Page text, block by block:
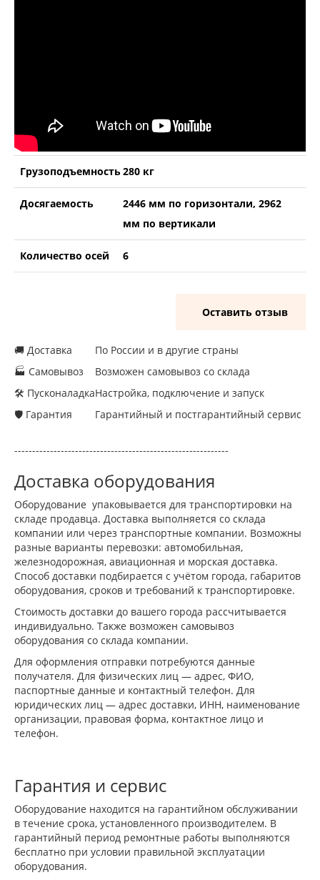
Грузоподъемность 280 кг
Досягаемость
2446 мм по горизонтали, 2962
мм по вертикали
Количество осей 6
Оставить отзыв
🚚 Доставка
🏭 Самовывоз
🛠 Пусконаладка
🛡 Гарантия
По России и в другие страны
Возможен самовывоз со склада
Настройка, подключение и запуск
Гарантийный и постгарантийный сервис
------------------------------------------------------------
Доставка оборудования
Оборудование упаковывается для транспортировки на
складе продавца. Доставка выполняется со склада
компании или через транспортные компании. Возможны
разные варианты перевозки: автомобильная,
железнодорожная, авиационная и морская доставка.
Способ доставки подбирается с учётом города, габаритов
оборудования, сроков и требований к транспортировке.
Стоимость доставки до вашего города рассчитывается
индивидуально. Также возможен самовывоз
оборудования со склада компании.
Для оформления отправки потребуются данные
получателя. Для физических лиц — адрес, ФИО,
паспортные данные и контактный телефон. Для
юридических лиц — адрес доставки, ИНН, наименование
организации, правовая форма, контактное лицо и
телефон.
Гарантия и сервис
Оборудование находится на гарантийном обслуживании
в течение срока, установленного производителем. В
гарантийный период ремонтные работы выполняются
бесплатно при условии правильной эксплуатации
оборудования.